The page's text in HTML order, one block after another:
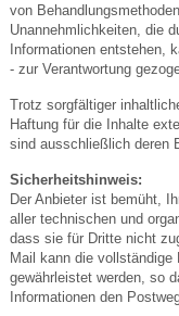
von
Unannehmlichkeiten, die
Informationen entstehen,
- zur Verantwortung
Trotz sorgfältiger
Haftung für die Inhalte
sind ausschließlich deren
Sicherheitshinweis:
Der Anbieter ist bemüht,
aller technischen und
dass sie für Dritte nicht
Mail kann die
gewährleistet werden, so
Informationen den